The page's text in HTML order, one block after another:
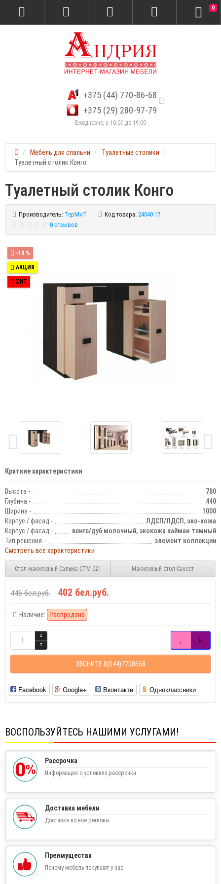
+375 (44) 770-86-68
+375 (29) 280-97-79
Ежедневно, с 10:00 до 19:00
0
Мебель для спальни
Туалетные столики
Туалетный столик Конго
Туалетный столик Конго
Производитель: ТерМиТ Код товара: 24040-17
0 отзывов
-10 %
АКЦИЯ
ХИТ
Краткие характеристики
Высота -
780
Глубина -
440
Ширина -
1000
Корпус / фасад -
ЛДСП/ЛДСП, эко-кожа
Корпус / фасад -
венге/дуб молочный, экокожа кайман темный
Тип решения -
элемент коллекции
Смотреть все характеристики
Стол макияжный Сальма СТМ 021 Макияжный стол Сансет
446 бел.руб. 402 бел.руб.
Наличие: Распродано
ЗВОНИТЕ 8(044)7708668
Facebook Google+ Вконтакте Одноклассники
ВОСПОЛЬЗУЙТЕСЬ НАШИМИ УСЛУГАМИ!
Рассрочка
Информация о условиях рассрочки
Доставка мебели
Доставка во все регионы
Преимущества
Почему мебель покупают у нас